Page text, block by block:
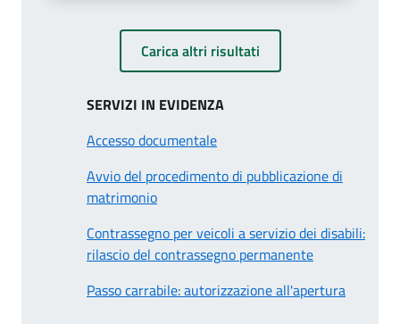
Carica altri risultati
SERVIZI IN EVIDENZA
Accesso documentale
Avvio del procedimento di pubblicazione di
matrimonio
Contrassegno per veicoli a servizio dei disabili:
rilascio del contrassegno permanente
Passo carrabile: autorizzazione all'apertura